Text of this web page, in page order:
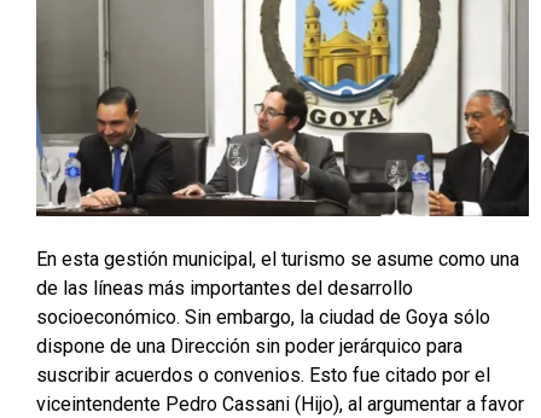
En esta gestión municipal, el turismo se asume como una
de las líneas más importantes del desarrollo
socioeconómico. Sin embargo, la ciudad de Goya sólo
dispone de una Dirección sin poder jerárquico para
suscribir acuerdos o convenios. Esto fue citado por el
viceintendente Pedro Cassani (Hijo), al argumentar a favor